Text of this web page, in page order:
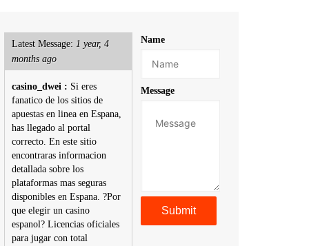
Latest Message: 1 year, 4
months ago
casino_dwei : Si eres
fanatico de los sitios de
apuestas en linea en Espana,
has llegado al portal
correcto. En este sitio
encontraras informacion
detallada sobre los
plataformas mas seguras
disponibles en Espana. ?Por
que elegir un casino
espanol? Licencias oficiales
para jugar con total
Name
Message